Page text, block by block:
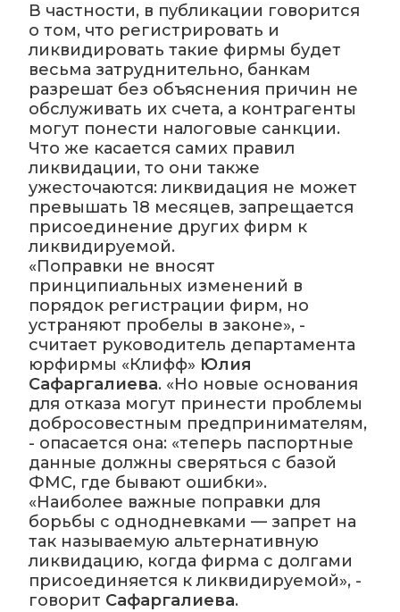
В частности, в публикации говорится
о том, что регистрировать и
ликвидировать такие фирмы будет
весьма затруднительно, банкам
разрешат без объяснения причин не
обслуживать их счета, а контрагенты
могут понести налоговые санкции.
Что же касается самих правил
ликвидации, то они также
ужесточаются: ликвидация не может
превышать 18 месяцев, запрещается
присоединение других фирм к
ликвидируемой.
«Поправки не вносят
принципиальных изменений в
порядок регистрации фирм, но
устраняют пробелы в законе», -
считает руководитель департамента
юрфирмы «Клифф» Юлия
Сафаргалиева. «Но новые основания
для отказа могут принести проблемы
добросовестным предпринимателям,
- опасается она: «теперь паспортные
данные должны сверяться с базой
ФМС, где бывают ошибки».
«Наиболее важные поправки для
борьбы с однодневками — запрет на
так называемую альтернативную
ликвидацию, когда фирма с долгами
присоединяется к ликвидируемой», -
говорит Сафаргалиева.